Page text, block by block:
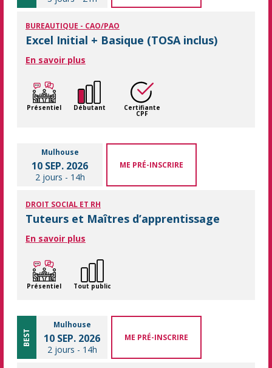
BUREAUTIQUE - CAO/PAO
Excel Initial + Basique (TOSA inclus)
En savoir plus
Présentiel Débutant Certifiante
CPF
Mulhouse
10 SEP. 2026
2 jours - 14h
ME PRÉ-INSCRIRE
DROIT SOCIAL ET RH
Tuteurs et Maîtres d’apprentissage
En savoir plus
Présentiel Tout public
BEST
Mulhouse
10 SEP. 2026
2 jours - 14h
ME PRÉ-INSCRIRE